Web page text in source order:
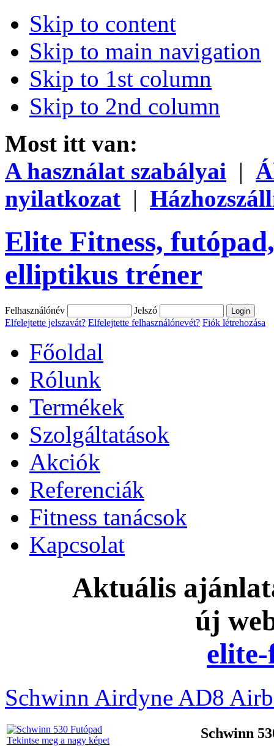
Skip to content
Skip to main navigation
Skip to 1st column
Skip to 2nd column
Most itt van:
A használat szabályai |
nyilatkozat |
Elite Fitness,
elliptikus tréner
Felhasználónév
Jelszó
Elfelejtette jelszavát? Elfelejtette felhasználónevét? Fiók létrehozása
Főoldal
Rólunk
Termékek
Szolgáltatások
Akciók
Referenciák
Fitness tanácsok
Kapcsolat
Aktuális
új
Schwinn Airdyne AD8
Tekintse meg a nagy képet Schwinn